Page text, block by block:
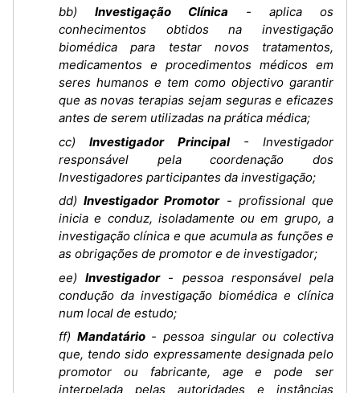
bb) Investigação Clínica - aplica os
conhecimentos obtidos na investigação
biomédica para testar novos tratamentos,
medicamentos e procedimentos médicos em
seres humanos e tem como objectivo garantir
que as novas terapias sejam seguras e eficazes
antes de serem utilizadas na prática médica;
cc)Investigador Principal- Investigador
responsável pela coordenação dos
Investigadores participantes da investigação;
dd)Investigador Promotor- profissional que
inicia e conduz, isoladamente ou em grupo, a
investigação clínica e que acumula as funções e
as obrigações de promotor e de investigador;
ee)Investigador- pessoa responsável pela
condução da investigação biomédica e clínica
num local de estudo;
ff) Mandatário- pessoa singular ou colectiva
que, tendo sido expressamente designada pelo
promotor ou fabricante, age e pode ser
interpelada pelas autoridades e instâncias